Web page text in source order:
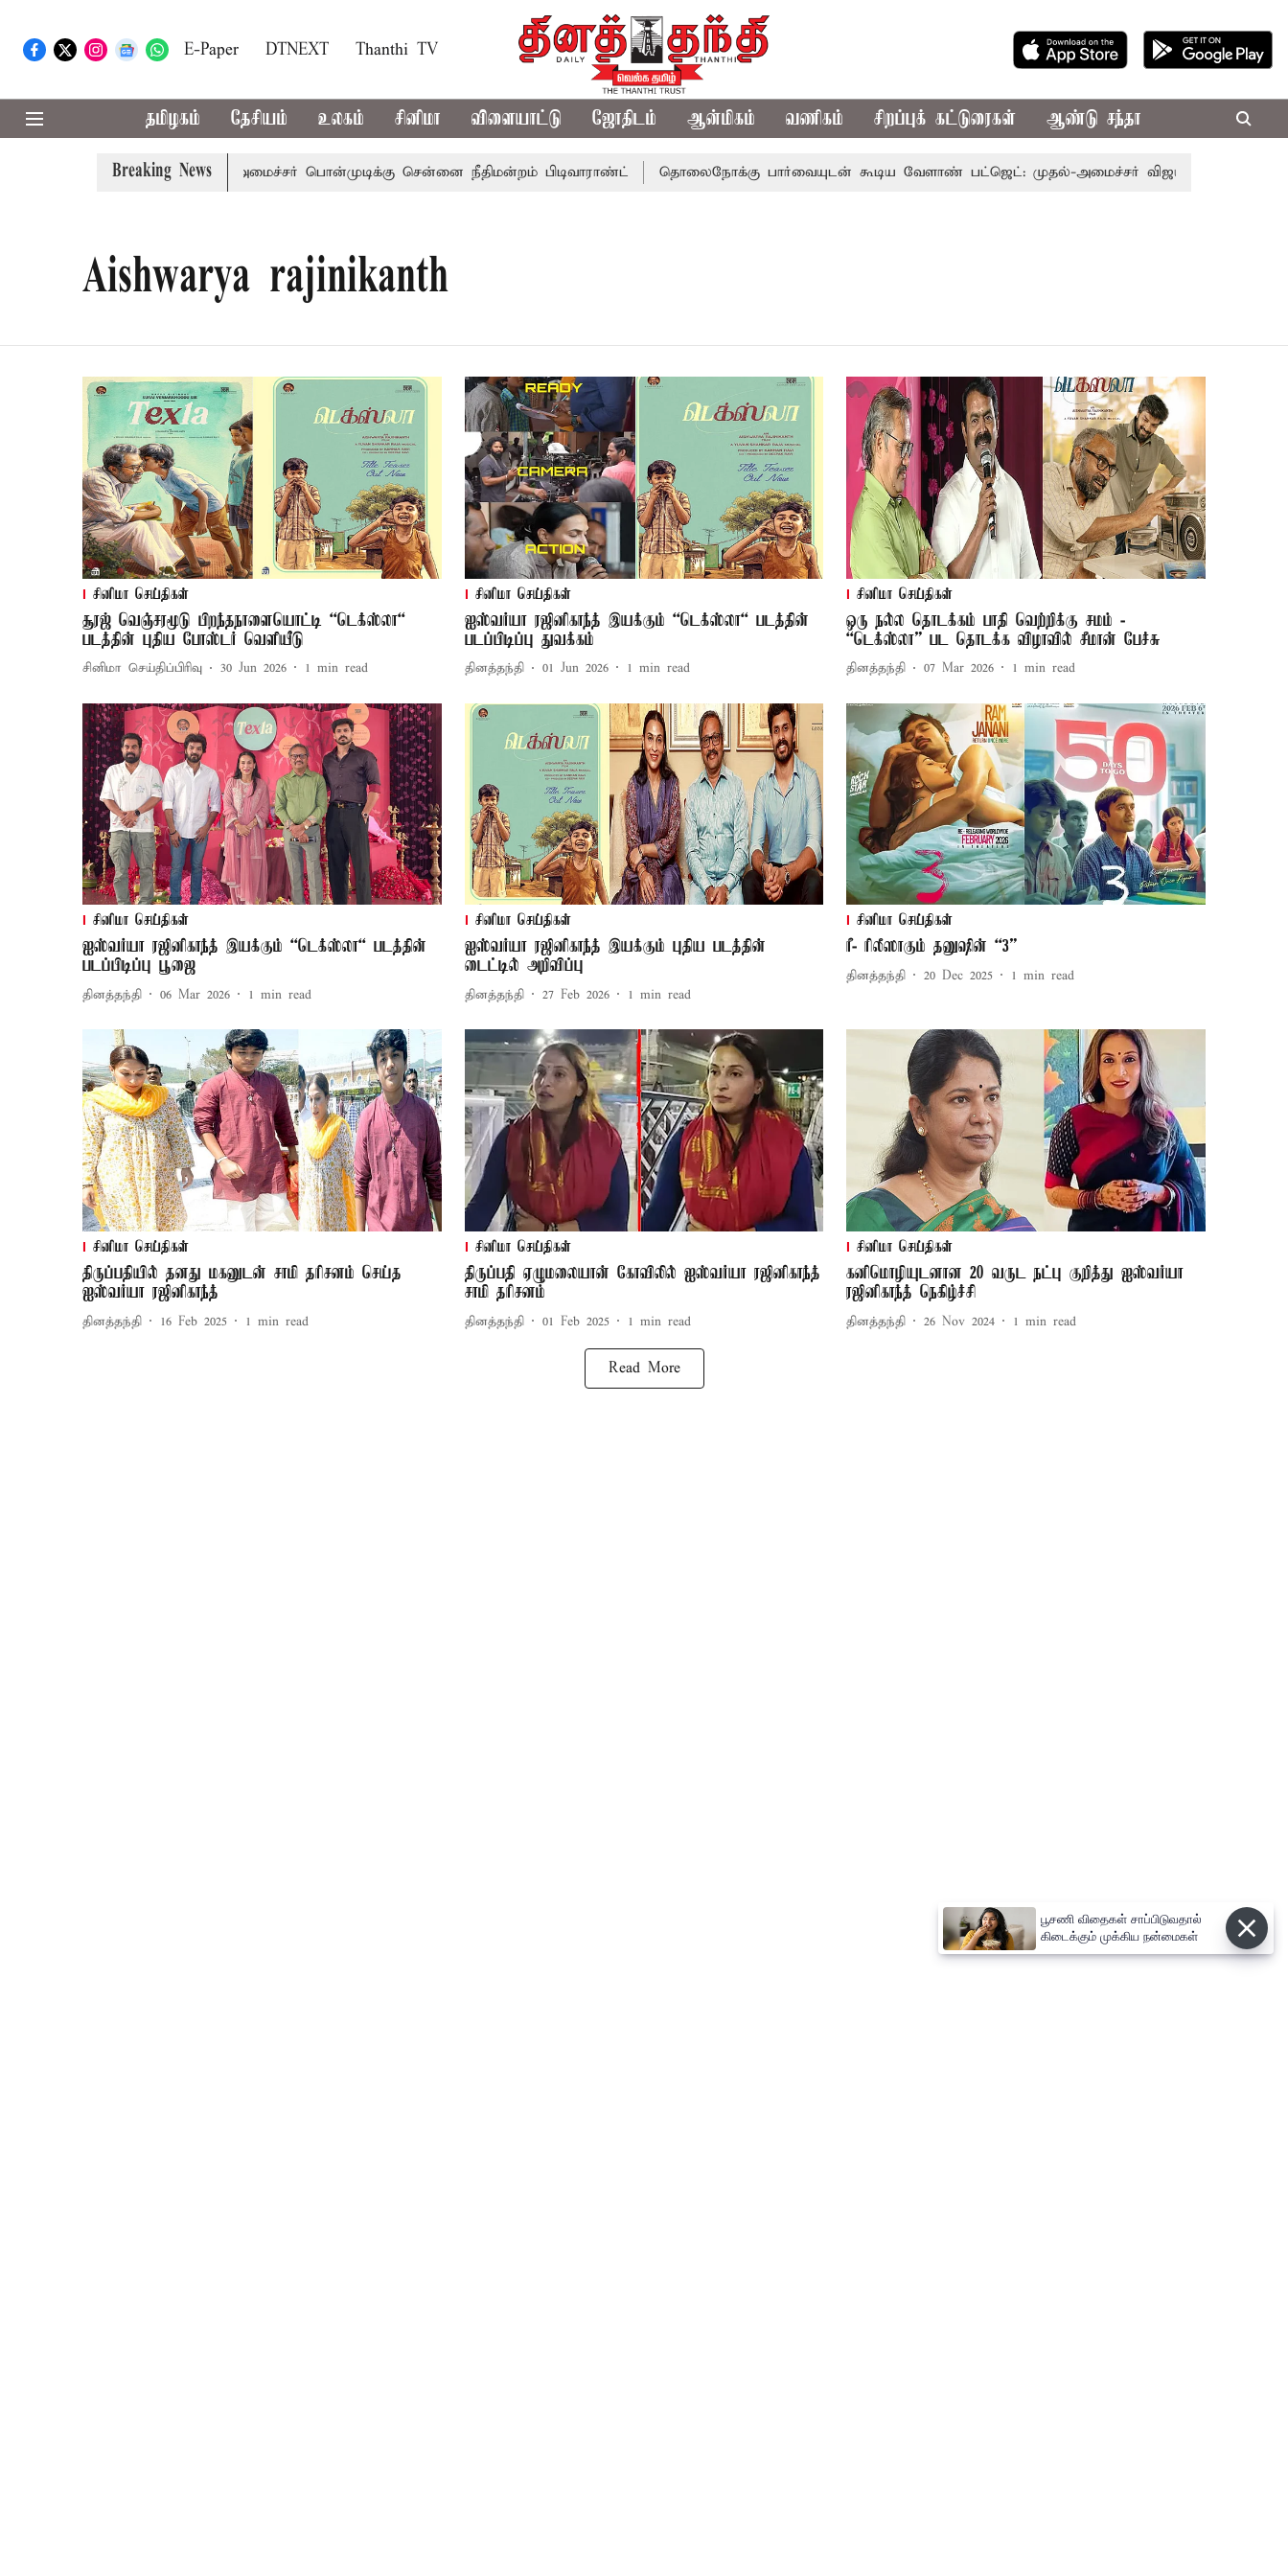
E-Paper DTNEXT Thanthi TV
தமிழகம் தேசியம் உலகம் சினிமா விளையாட்டு ஜோதிடம் ஆன்மிகம் வணிகம் சிறப்புக் கட்டுரைகள் ஆண்டு சந்தா
Breaking News
முன்னாள் அமைச்சர் பொன்முடிக்கு சென்னை நீதிமன்றம் பிடிவாராண்ட் தொலைநோக்கு பார்வையுடன் கூடிய வேளாண் பட்ஜெட்: முதல்-அமைச்சர் விஜய் தமிழக
Aishwarya rajinikanth
சினிமா செய்திகள்
சூரஜ் வெஞ்சரமூடு பிறந்தநாளையொட்டி “டெக்ஸ்லா“
படத்தின் புதிய போஸ்டர் வெளியீடு
சினிமா செய்திப்பிரிவு 30 Jun 2026 1 min read
சினிமா செய்திகள்
ஐஸ்வர்யா ரஜினிகாந்த் இயக்கும் “டெக்ஸ்லா“ படத்தின்
படப்பிடிப்பு துவக்கம்
தினத்தந்தி 01 Jun 2026 1 min read
சினிமா செய்திகள்
ஒரு நல்ல தொடக்​கம் பாதி வெற்​றிக்​கு சமம்​ -
“டெக்ஸ்லா” பட தொடக்க விழா​வில் சீமான் பேச்சு
தினத்தந்தி 07 Mar 2026 1 min read
சினிமா செய்திகள்
ஐஸ்வர்யா ரஜினிகாந்த் இயக்கும் “டெக்ஸ்லா“ படத்தின்
படப்பிடிப்பு பூஜை
தினத்தந்தி 06 Mar 2026 1 min read
சினிமா செய்திகள்
ஐஸ்வர்யா ரஜினிகாந்த் இயக்கும் புதிய படத்தின்
டைட்டில் அறிவிப்பு
தினத்தந்தி 27 Feb 2026 1 min read
சினிமா செய்திகள்
ரீ- ரிலீஸாகும் தனுஷின் “3”
தினத்தந்தி 20 Dec 2025 1 min read
சினிமா செய்திகள்
திருப்பதியில் தனது மகனுடன் சாமி தரிசனம் செய்த
ஐஸ்வர்யா ரஜினிகாந்த்
தினத்தந்தி 16 Feb 2025 1 min read
சினிமா செய்திகள்
திருப்பதி ஏழுமலையான் கோவிலில் ஐஸ்வர்யா ரஜினிகாந்த்
சாமி தரிசனம்
தினத்தந்தி 01 Feb 2025 1 min read
சினிமா செய்திகள்
கனிமொழியுடனான 20 வருட நட்பு குறித்து ஐஸ்வர்யா
ரஜினிகாந்த் நெகிழ்ச்சி
தினத்தந்தி 26 Nov 2024 1 min read
Read More
பூசணி விதைகள் சாப்பிடுவதால்
கிடைக்கும் முக்கிய நன்மைகள்